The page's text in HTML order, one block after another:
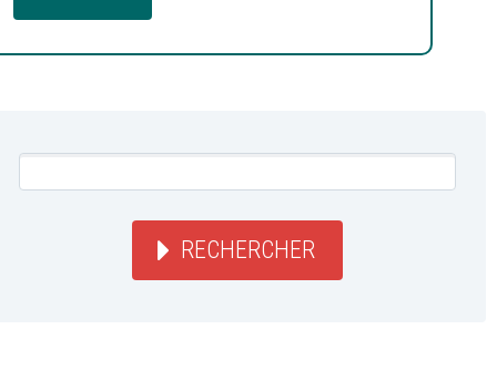
RECHERCHER